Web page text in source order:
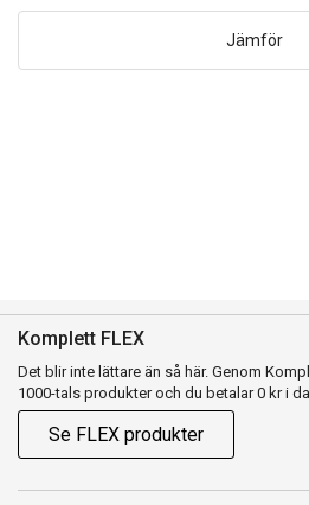
Jämför
Komplett FLEX
Det blir inte lättare än så här. Genom
1000-tals produkter och du betalar 0 kr i
Se FLEX produkter